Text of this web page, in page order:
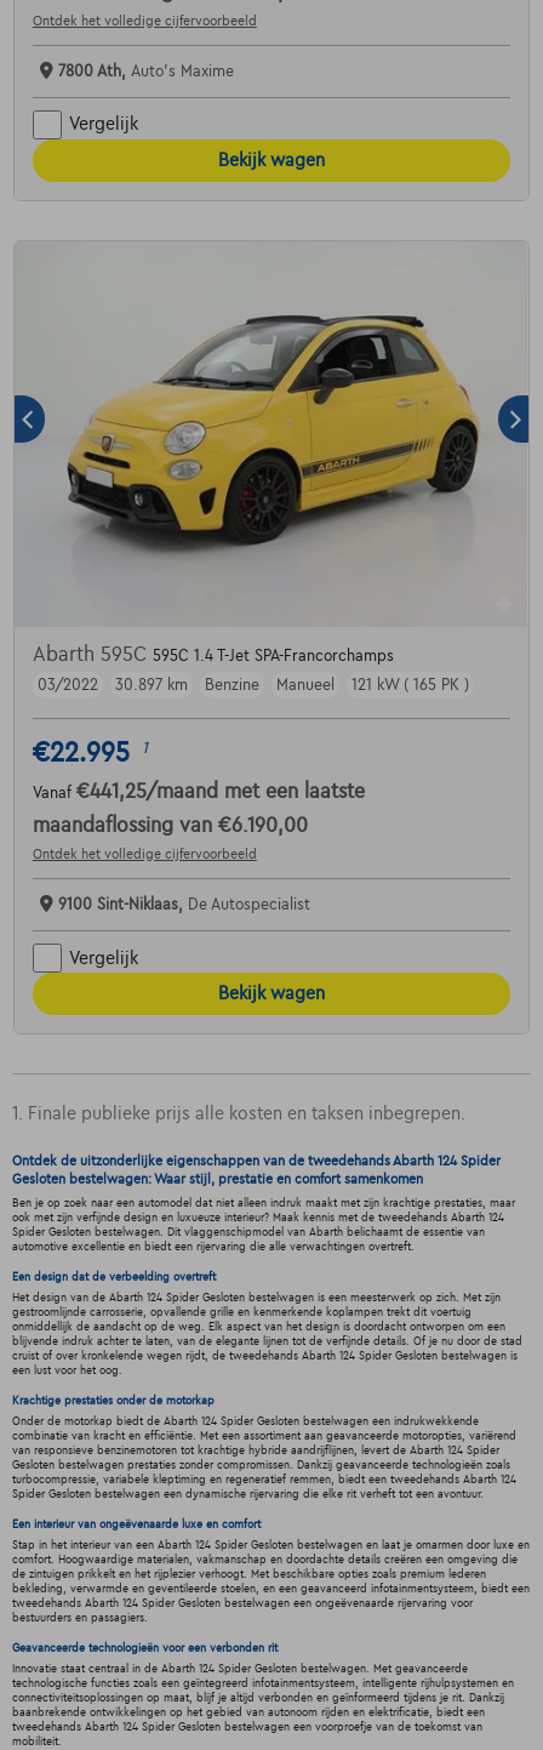
Ontdek het volledige cijfervoorbeeld
7800 Ath, Auto's Maxime
Vergelijk
Bekijk wagen
Abarth 595C 595C 1.4 T-Jet SPA-Francorchamps
03/2022
30.897 km Benzine Manueel 121 kW ( 165 PK )
€22.995 1
Vanaf €441,25/maand met een laatste
maandaflossing van €6.190,00
Ontdek het volledige cijfervoorbeeld
9100 Sint-Niklaas, De Autospecialist
Vergelijk
Bekijk wagen
1. Finale publieke prijs alle kosten en taksen inbegrepen.
Ontdek de uitzonderlijke eigenschappen van de tweedehands Abarth 124 Spider
Gesloten bestelwagen: Waar stijl, prestatie en comfort samenkomen
Ben je op zoek naar een automodel dat niet alleen indruk maakt met zijn krachtige prestaties, maar
ook met zijn verfijnde design en luxueuze interieur? Maak kennis met de tweedehands Abarth 124
Spider Gesloten bestelwagen. Dit vlaggenschipmodel van Abarth belichaamt de essentie van
automotive excellentie en biedt een rijervaring die alle verwachtingen overtreft.
Een design dat de verbeelding overtreft
Het design van de Abarth 124 Spider Gesloten bestelwagen is een meesterwerk op zich. Met zijn
gestroomlijnde carrosserie, opvallende grille en kenmerkende koplampen trekt dit voertuig
onmiddellijk de aandacht op de weg. Elk aspect van het design is doordacht ontworpen om een
blijvende indruk achter te laten, van de elegante lijnen tot de verfijnde details. Of je nu door de stad
cruist of over kronkelende wegen rijdt, de tweedehands Abarth 124 Spider Gesloten bestelwagen is
een lust voor het oog.
Krachtige prestaties onder de motorkap
Onder de motorkap biedt de Abarth 124 Spider Gesloten bestelwagen een indrukwekkende
combinatie van kracht en efficiëntie. Met een assortiment aan geavanceerde motoropties, variërend
van responsieve benzinemotoren tot krachtige hybride aandrijflijnen, levert de Abarth 124 Spider
Gesloten bestelwagen prestaties zonder compromissen. Dankzij geavanceerde technologieën zoals
turbocompressie, variabele kleptiming en regeneratief remmen, biedt een tweedehands Abarth 124
Spider Gesloten bestelwagen een dynamische rijervaring die elke rit verheft tot een avontuur.
Een interieur van ongeëvenaarde luxe en comfort
Stap in het interieur van een Abarth 124 Spider Gesloten bestelwagen en laat je omarmen door luxe en
comfort. Hoogwaardige materialen, vakmanschap en doordachte details creëren een omgeving die
de zintuigen prikkelt en het rijplezier verhoogt. Met beschikbare opties zoals premium lederen
bekleding, verwarmde en geventileerde stoelen, en een geavanceerd infotainmentsysteem, biedt een
tweedehands Abarth 124 Spider Gesloten bestelwagen een ongeëvenaarde rijervaring voor
bestuurders en passagiers.
Geavanceerde technologieën voor een verbonden rit
Innovatie staat centraal in de Abarth 124 Spider Gesloten bestelwagen. Met geavanceerde
technologische functies zoals een geïntegreerd infotainmentsysteem, intelligente rijhulpsystemen en
connectiviteitsoplossingen op maat, blijf je altijd verbonden en geïnformeerd tijdens je rit. Dankzij
baanbrekende ontwikkelingen op het gebied van autonoom rijden en elektrificatie, biedt een
tweedehands Abarth 124 Spider Gesloten bestelwagen een voorproefje van de toekomst van
mobiliteit.